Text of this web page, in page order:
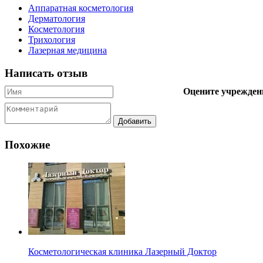
Аппаратная косметология
Дерматология
Косметология
Трихология
Лазерная медицина
Написать отзыв
Оцените
Похожие
Косметологическая клиника Лазерный Доктор